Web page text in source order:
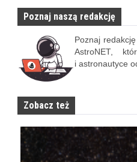
Poznaj naszą redakcję
Poznaj
AstroNET,
i astronautyce
Zobacz też